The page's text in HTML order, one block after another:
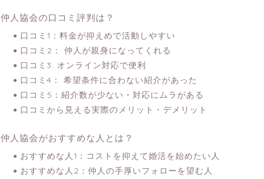
仲人協会の口コミ評判は？
口コミ1：料金が抑えめで活動しやすい
口コミ2： 仲人が親身になってくれる
口コミ3: オンライン対応で便利
口コミ4： 希望条件に合わない紹介があった
口コミ5：紹介数が少ない・対応にムラがある
口コミから見える実際のメリット・デメリット
仲人協会がおすすめな人とは？
おすすめな人1：コストを抑えて婚活を始めたい人
おすすめな人2：仲人の手厚いフォローを望む人